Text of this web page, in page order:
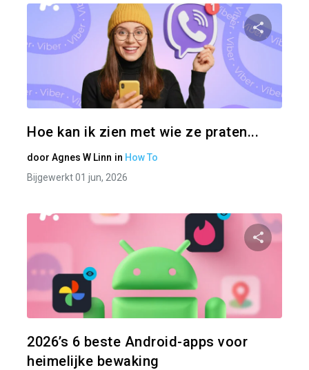
Hoe kan ik zien met wie ze praten...
door Agnes W Linn in How To
Bijgewerkt 01 jun, 2026
2026’s 6 beste Android-apps voor
heimelijke bewaking